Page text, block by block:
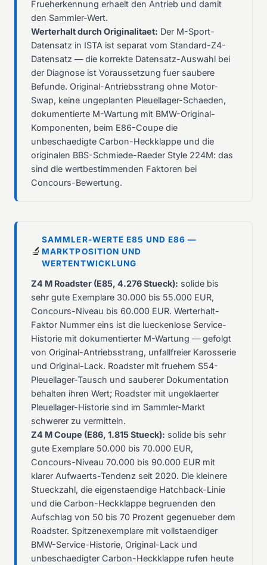
Frueherkennung erhaelt den Antrieb und damit
den Sammler-Wert.
Werterhalt durch Originalitaet: Der M-Sport-
Datensatz in ISTA ist separat vom Standard-Z4-
Datensatz — die korrekte Datensatz-Auswahl bei
der Diagnose ist Voraussetzung fuer saubere
Befunde. Original-Antriebsstrang ohne Motor-
Swap, keine ungeplanten Pleuellager-Schaeden,
dokumentierte M-Wartung mit BMW-Original-
Komponenten, beim E86-Coupe die
unbeschaedigte Carbon-Heckklappe und die
originalen BBS-Schmiede-Raeder Style 224M: das
sind die wertbestimmenden Faktoren bei
Concours-Bewertung.
🔬
SAMMLER-WERTE E85 UND E86 —
MARKTPOSITION UND
WERTENTWICKLUNG
Z4 M Roadster (E85, 4.276 Stueck): solide bis
sehr gute Exemplare 30.000 bis 55.000 EUR,
Concours-Niveau bis 60.000 EUR. Werterhalt-
Faktor Nummer eins ist die lueckenlose Service-
Historie mit dokumentierter M-Wartung — gefolgt
von Original-Antriebsstrang, unfallfreier Karosserie
und Original-Lack. Roadster mit fruehem S54-
Pleuellager-Tausch und sauberer Dokumentation
behalten ihren Wert; Roadster mit ungeklaerter
Pleuellager-Historie sind im Sammler-Markt
schwerer zu vermitteln.
Z4 M Coupe (E86, 1.815 Stueck): solide bis sehr
gute Exemplare 50.000 bis 70.000 EUR,
Concours-Niveau 70.000 bis 90.000 EUR mit
klarer Aufwaerts-Tendenz seit 2020. Die kleinere
Stueckzahl, die eigenstaendige Hatchback-Linie
und die Carbon-Heckklappe begruenden den
Aufschlag von 50 bis 70 Prozent gegenueber dem
Roadster. Spitzenexemplare mit vollstaendiger
BMW-Service-Historie, Original-Lack und
unbeschaedigter Carbon-Heckklappe rufen heute